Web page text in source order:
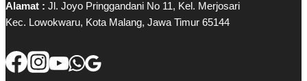
Alamat : Jl. Joyo Pringgandani No 11, Kel. Merjosari
Kec. Lowokwaru, Kota Malang, Jawa Timur 65144